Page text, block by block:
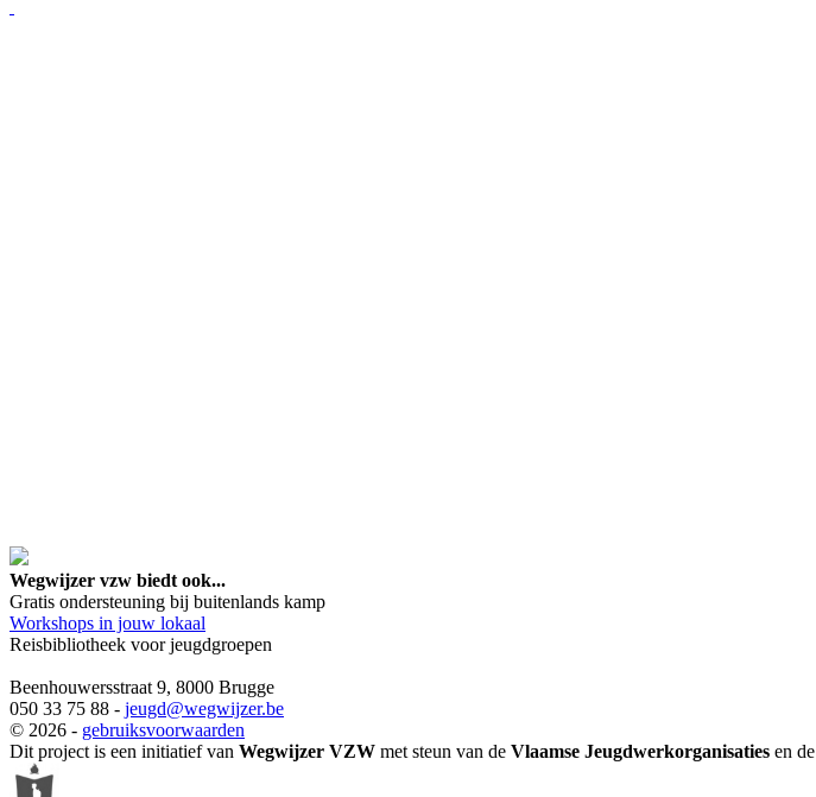
Wegwijzer vzw biedt ook...
Gratis ondersteuning bij buitenlands kamp
Workshops in jouw lokaal
Reisbibliotheek voor jeugdgroepen
Beenhouwersstraat 9, 8000 Brugge
050 33 75 88 - jeugd@wegwijzer.be
© 2026 - gebruiksvoorwaarden
Dit project is een initiatief van Wegwijzer VZW met steun van de Vlaamse Jeugdwerkorganisaties en de